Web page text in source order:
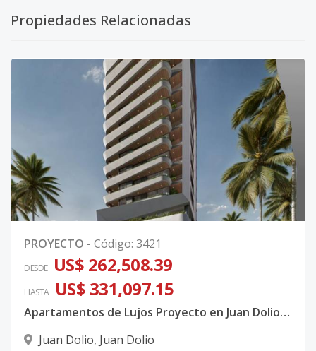
Propiedades Relacionadas
PROYECTO - Código: 3421
DESDE US$ 262,508.39
HASTA US$ 331,097.15
Apartamentos de Lujos Proyecto en Juan Dolio San Pedro de Macoris
Juan Dolio, Juan Dolio